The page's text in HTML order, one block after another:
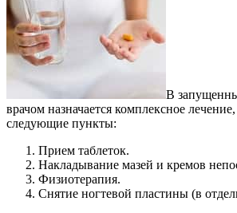
В
врачом назначается комплексное
следующие пункты:
Прием таблеток.
Накладывание мазей и кремов
Физиотерапия.
Снятие ногтевой пластины (в